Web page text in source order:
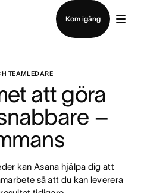
Kom igång
TEAMLEDARE
att göra
–
kan Asana hjälpa dig att
så att du kan leverera